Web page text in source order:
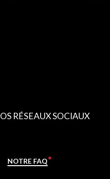
RÉSEAUX SOCIAUX
NOTRE FAQ